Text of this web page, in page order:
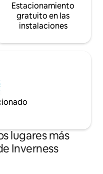
Estacionamiento
gratuito en las
instalaciones
lugares más
Inverness